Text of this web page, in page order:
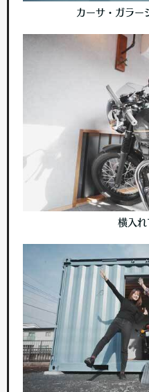
カーサ・ガラー
横入